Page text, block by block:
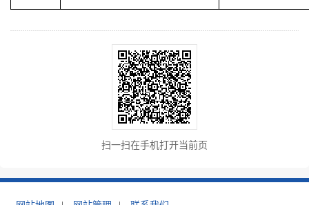
扫一扫在手机打开当前页